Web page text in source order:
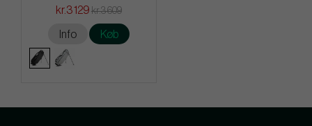
kr.3 129 kr.3 609
Info Køb